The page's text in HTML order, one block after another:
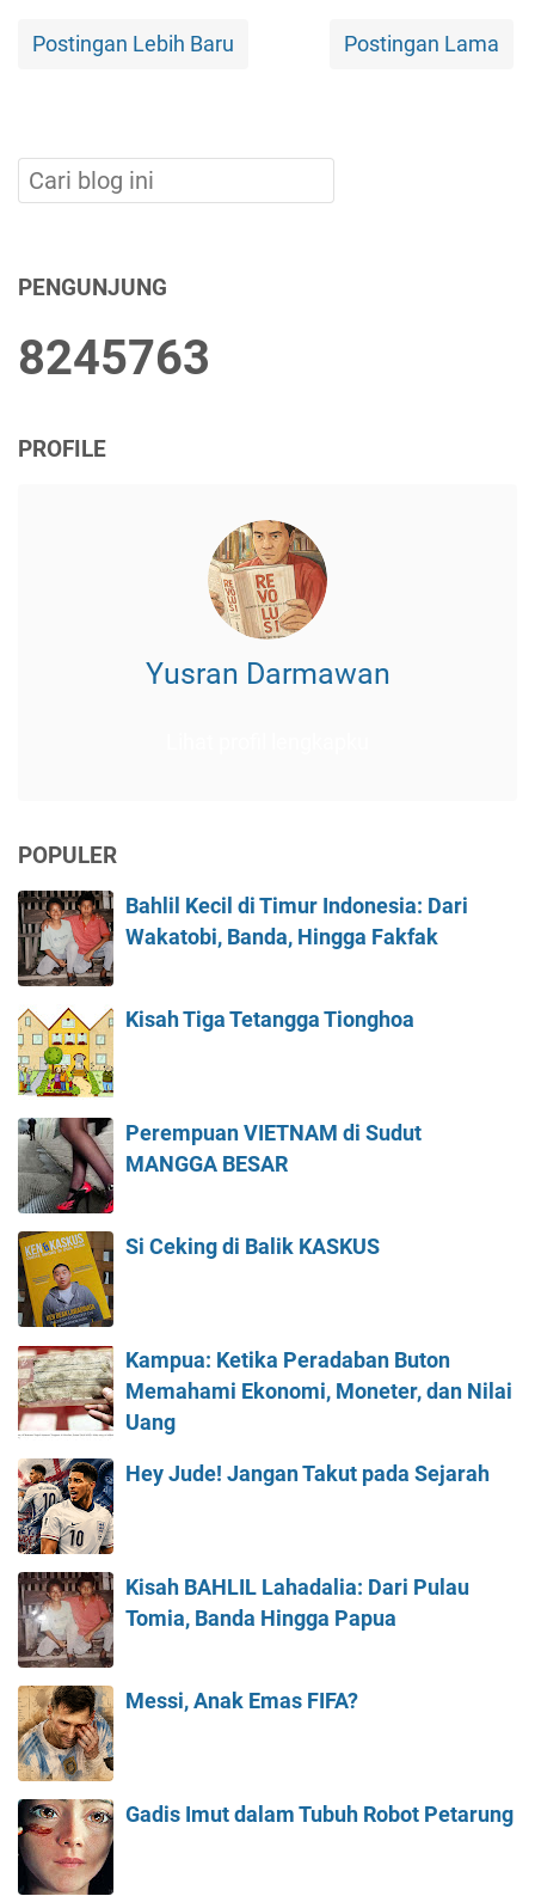
Postingan Lebih Baru Postingan Lama
PENGUNJUNG
8245763
PROFILE
Yusran Darmawan
POPULER
Bahlil Kecil di Timur Indonesia: Dari
Wakatobi, Banda, Hingga Fakfak
Kisah Tiga Tetangga Tionghoa
Perempuan VIETNAM di Sudut
MANGGA BESAR
Si Ceking di Balik KASKUS
Kampua: Ketika Peradaban Buton
Memahami Ekonomi, Moneter, dan Nilai
Uang
Hey Jude! Jangan Takut pada Sejarah
Kisah BAHLIL Lahadalia: Dari Pulau
Tomia, Banda Hingga Papua
Messi, Anak Emas FIFA?
Gadis Imut dalam Tubuh Robot Petarung